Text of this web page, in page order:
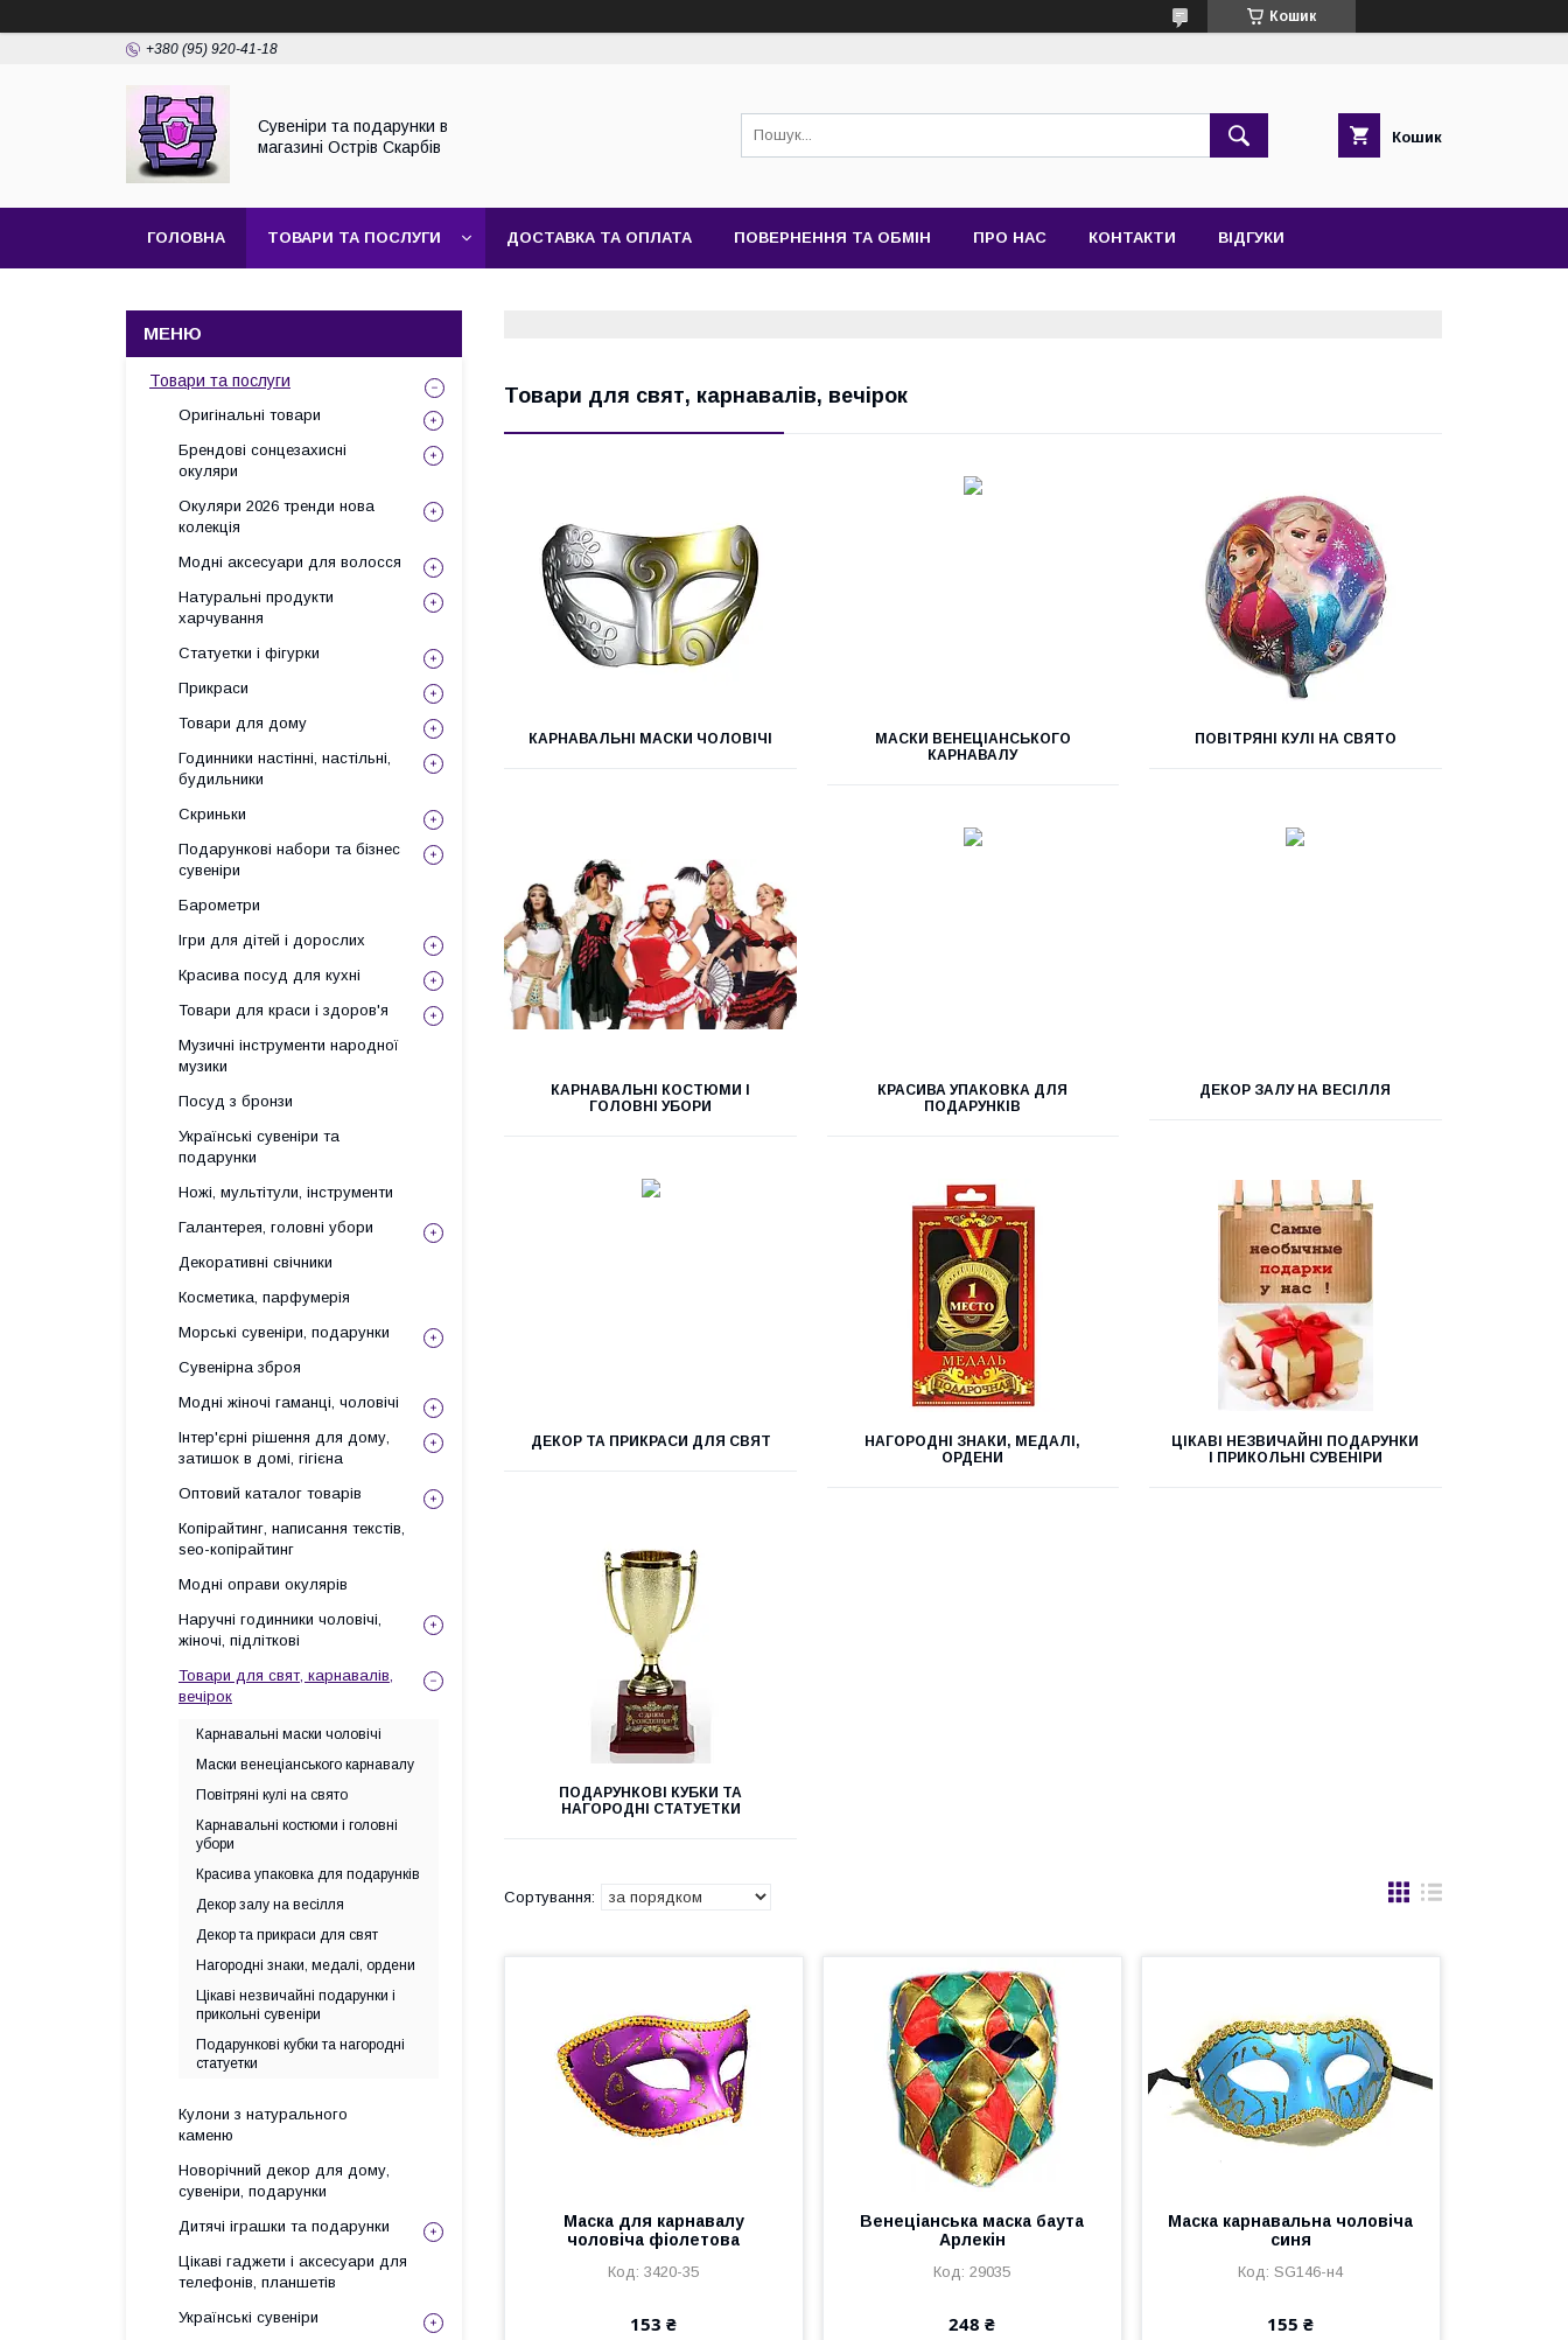
Кошик
+380 (95) 920-41-18
Сувеніри та подарунки в
магазині Острів Скарбів
Кошик
ГОЛОВНА ТОВАРИ ТА ПОСЛУГИ ДОСТАВКА ТА ОПЛАТА ПОВЕРНЕННЯ ТА ОБМІН ПРО НАС КОНТАКТИ ВІДГУКИ
Товари для свят, карнавалів, вечірок
КАРНАВАЛЬНІ МАСКИ ЧОЛОВІЧІ
МАСКИ ВЕНЕЦІАНСЬКОГО
КАРНАВАЛУ
ПОВІТРЯНІ КУЛІ НА СВЯТО
КАРНАВАЛЬНІ КОСТЮМИ І
ГОЛОВНІ УБОРИ
КРАСИВА УПАКОВКА ДЛЯ
ПОДАРУНКІВ
ДЕКОР ЗАЛУ НА ВЕСІЛЛЯ
ДЕКОР ТА ПРИКРАСИ ДЛЯ СВЯТ
НАГОРОДНІ ЗНАКИ, МЕДАЛІ,
ОРДЕНИ
ЦІКАВІ НЕЗВИЧАЙНІ ПОДАРУНКИ
І ПРИКОЛЬНІ СУВЕНІРИ
ПОДАРУНКОВІ КУБКИ ТА
НАГОРОДНІ СТАТУЕТКИ
Маска для карнавалу
чоловіча фіолетова
3420-35
153 ₴
Венеціанська маска баута
Арлекін
29035
248 ₴
Маска карнавальна чоловіча
синя
SG146-н4
155 ₴
Товари та послуги
Оригінальні товари
Брендові сонцезахисні
окуляри
Окуляри 2026 тренди нова
колекція
Модні аксесуари для волосся
Натуральні продукти
харчування
Статуетки і фігурки
Прикраси
Товари для дому
Годинники настінні, настільні,
будильники
Скриньки
Подарункові набори та бізнес
сувеніри
Барометри
Ігри для дітей і дорослих
Красива посуд для кухні
Товари для краси і здоров'я
Музичні інструменти народної
музики
Посуд з бронзи
Українські сувеніри та
подарунки
Ножі, мультітули, інструменти
Галантерея, головні убори
Декоративні свічники
Косметика, парфумерія
Морські сувеніри, подарунки
Сувенірна зброя
Модні жіночі гаманці, чоловічі
Інтер'єрні рішення для дому,
затишок в домі, гігієна
Оптовий каталог товарів
Копірайтинг, написання текстів,
seo-копірайтинг
Модні оправи окулярів
Наручні годинники чоловічі,
жіночі, підліткові
Товари для свят, карнавалів,
вечірок
Карнавальні маски чоловічі
Маски венеціанського карнавалу
Повітряні кулі на свято
Карнавальні костюми і головні
убори
Красива упаковка для подарунків
Декор залу на весілля
Декор та прикраси для свят
Нагородні знаки, медалі, ордени
Цікаві незвичайні подарунки і
прикольні сувеніри
Подарункові кубки та нагородні
статуетки
Кулони з натурального
каменю
Новорічний декор для дому,
сувеніри, подарунки
Дитячі іграшки та подарунки
Цікаві гаджети і аксесуари для
телефонів, планшетів
Українські сувеніри